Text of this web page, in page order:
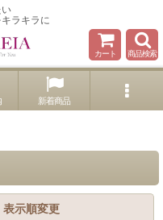
ラキラに
カート 商品検索
新着商品
表示順変更